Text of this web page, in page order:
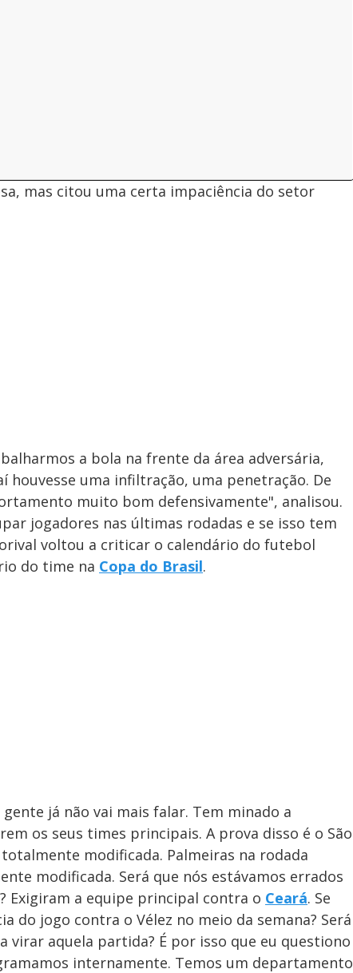
mas citou uma certa impaciência do setor
a bola na frente da área adversária,
houvesse uma infiltração, uma penetração. De
muito bom defensivamente", analisou.
jogadores nas últimas rodadas e se isso tem
voltou a criticar o calendário do futebol
do time na Copa do Brasil.
já não vai mais falar. Tem minado a
os seus times principais. A prova disso é o São
modificada. Palmeiras na rodada
modificada. Será que nós estávamos errados
Exigiram a equipe principal contra o Ceará. Se
do jogo contra o Vélez no meio da semana? Será
aquela partida? É por isso que eu questiono
internamente. Temos um departamento